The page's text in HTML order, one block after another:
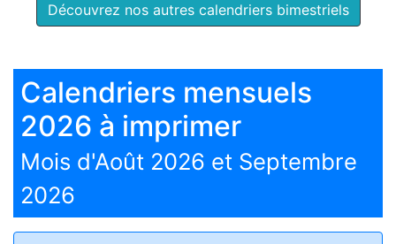
Découvrez nos autres calendriers bimestriels
Calendriers mensuels
2026 à imprimer
Mois d'Août 2026 et Septembre
2026